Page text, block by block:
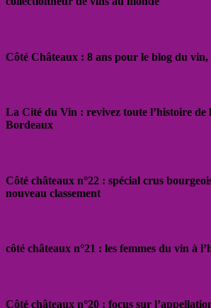
Côté Châteaux : 8 ans pour le blog du vin,
La Cité du Vin : revivez toute l’histoire de
Bordeaux
Côté châteaux n°22 : spécial crus
nouveau classement
côté châteaux n°21 : les femmes du vin à
Côté châteaux n°20 : focus sur